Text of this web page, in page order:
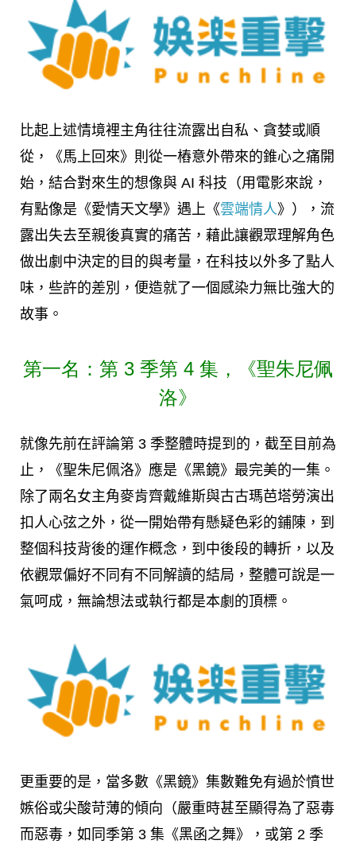
比起上述情境裡主角往往流露出自私、貪婪或順
從，《馬上回來》則從一樁意外帶來的錐心之痛開
始，結合對來生的想像與 AI 科技（用電影來說，
有點像是《愛情天文學》遇上《雲端情人》），流
露出失去至親後真實的痛苦，藉此讓觀眾理解角色
做出劇中決定的目的與考量，在科技以外多了點人
味，些許的差別，便造就了一個感染力無比強大的
故事。
第一名：第 3 季第 4 集，《聖朱尼佩
洛》
就像先前在評論第 3 季整體時提到的，截至目前為
止，《聖朱尼佩洛》應是《黑鏡》最完美的一集。
除了兩名女主角麥肯齊戴維斯與古古瑪芭塔勞演出
扣人心弦之外，從一開始帶有懸疑色彩的鋪陳，到
整個科技背後的運作概念，到中後段的轉折，以及
依觀眾偏好不同有不同解讀的結局，整體可說是一
氣呵成，無論想法或執行都是本劇的頂標。
更重要的是，當多數《黑鏡》集數難免有過於憤世
嫉俗或尖酸苛薄的傾向（嚴重時甚至顯得為了惡毒
而惡毒，如同季第 3 集《黑函之舞》，或第 2 季